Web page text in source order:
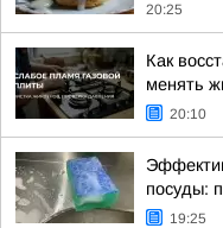
20:25
Как
менять
20:10
посуды:
19:25